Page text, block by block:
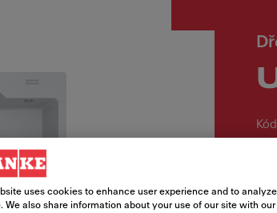
uses cookies to enhance user experience and to
We also share information about your use of our site with